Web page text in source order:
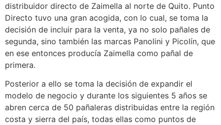
distribuidor directo de Zaimella al norte de Quito. Punto
Directo tuvo una gran acogida, con lo cual, se toma la
decisión de incluir para la venta, ya no solo pañales de
segunda, sino también las marcas Panolini y Picolín, que
en ese entonces producía Zaimella como pañal de
primera.
Posterior a ello se toma la decisión de expandir el
modelo de negocio y durante los siguientes 5 años se
abren cerca de 50 pañaleras distribuidas entre la región
costa y sierra del país, todas ellas como puntos de